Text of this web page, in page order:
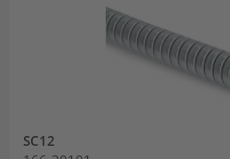
SC12